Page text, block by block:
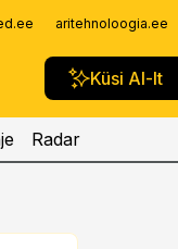
aritehnoloogia.ee
Küsi AI-lt
Radar